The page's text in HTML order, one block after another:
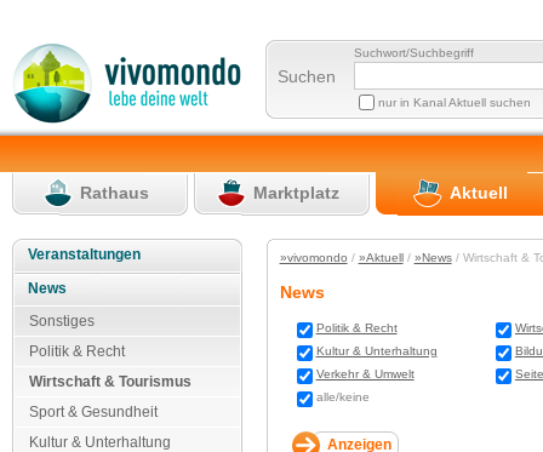
Suchen
Suchwort/Suchbegriff
nur in Kanal Aktuell suchen
Rathaus Marktplatz Aktuell
Veranstaltungen
News
Sonstiges
Politik & Recht
Wirtschaft & Tourismus
Sport & Gesundheit
Kultur & Unterhaltung
»vivomondo / »Aktuell/ »News/ Wirtschaft &
News
Politik & Recht
Kultur & Unterhaltung
Verkehr & Umwelt
alle/keine